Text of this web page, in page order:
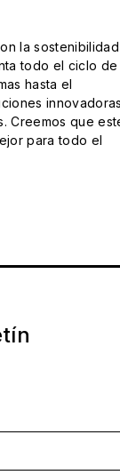
la sostenibilidad
todo el ciclo de
hasta el
Creemos que
para todo el